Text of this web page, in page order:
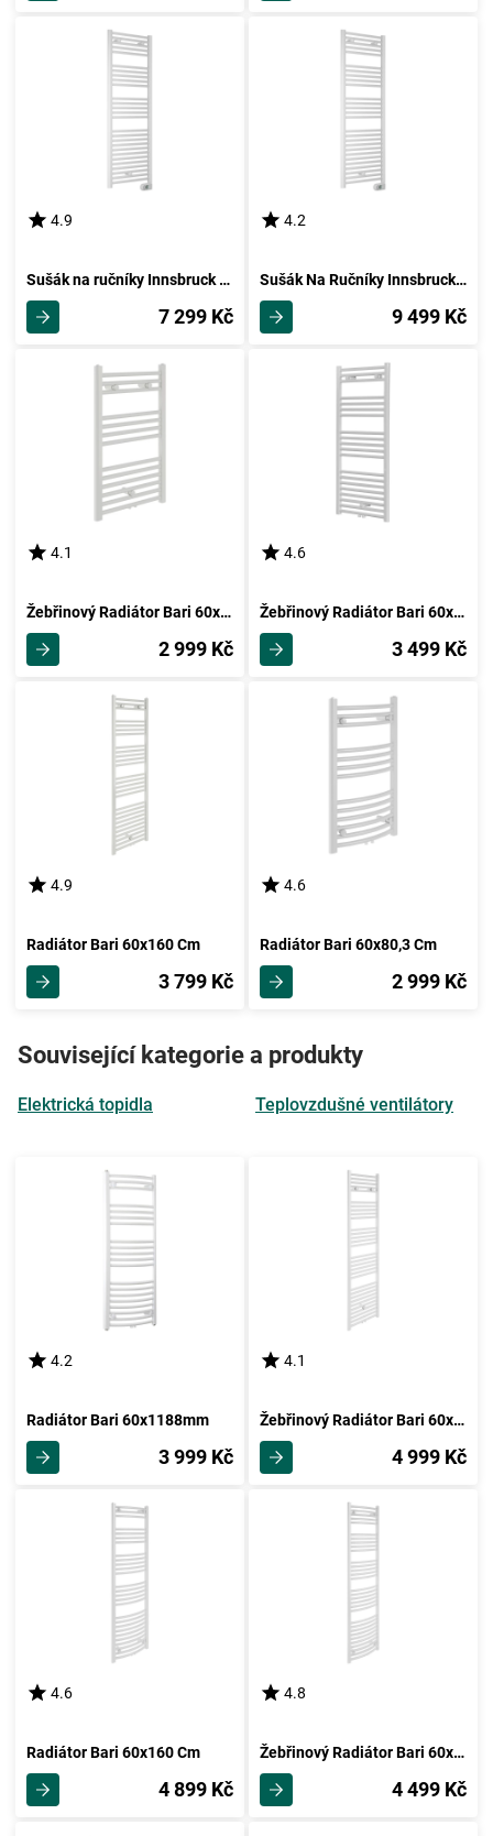
4.9
Sušák na ručníky Innsbruck I480 Š: 48cm
7 299 Kč
4.2
Sušák Na Ručníky Innsbruck I550 Šířka 55cm
9 499 Kč
4.1
Žebřinový Radiátor Bari 60x80,3 Cm
2 999 Kč
4.6
Žebřinový Radiátor Bari 60x118,8 Cm
3 499 Kč
4.9
Radiátor Bari 60x160 Cm
3 799 Kč
4.6
Radiátor Bari 60x80,3 Cm
2 999 Kč
Související kategorie a produkty
Elektrická topidla Teplovzdušné ventilátory
4.2
Radiátor Bari 60x1188mm
3 999 Kč
4.1
Žebřinový Radiátor Bari 60x178,5 Cm
4 999 Kč
4.6
Radiátor Bari 60x160 Cm
4 899 Kč
4.8
Žebřinový Radiátor Bari 60x178,5 Cm
4 499 Kč